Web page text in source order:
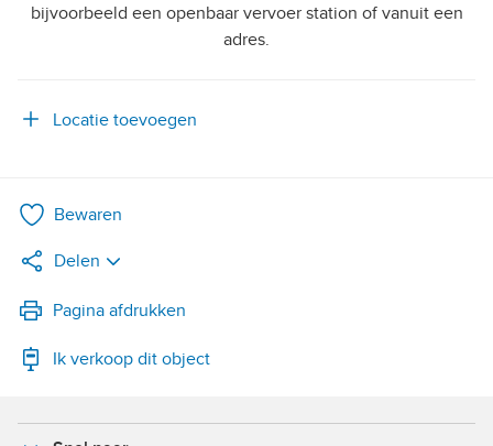
bijvoorbeeld een openbaar vervoer station of vanuit een
adres.
Locatie toevoegen
Bewaren
Delen
LinkedIn
WhatsApp
Pagina afdrukken
Ik verkoop dit object